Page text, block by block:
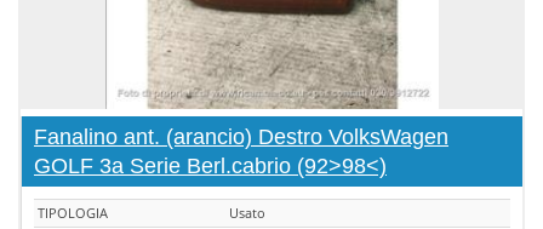
Fanalino ant. (arancio) Destro VolksWagen
GOLF 3a Serie Berl.cabrio (92>98<)
TIPOLOGIA
Usato